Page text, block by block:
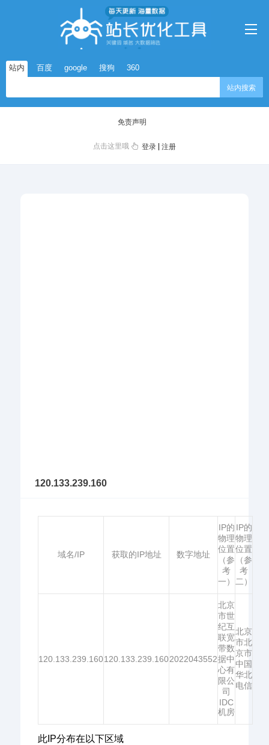
站内 百度 google 搜狗 360
站内搜索
免责声明
点击这里哦 登录 |注册
120.133.239.160
域名/IP 获取的IP地址 数字地址
IP的
物理
位置
（参
考
一）
IP的
物理
位置
（参
考
二）
120.133.239.160120.133.239.1602022043552
北京
市世
纪互
联宽
带数
据中
心有
限公
司
IDC
机房
北京
市北
京市
中国
华北
电信
此IP分布在以下区域